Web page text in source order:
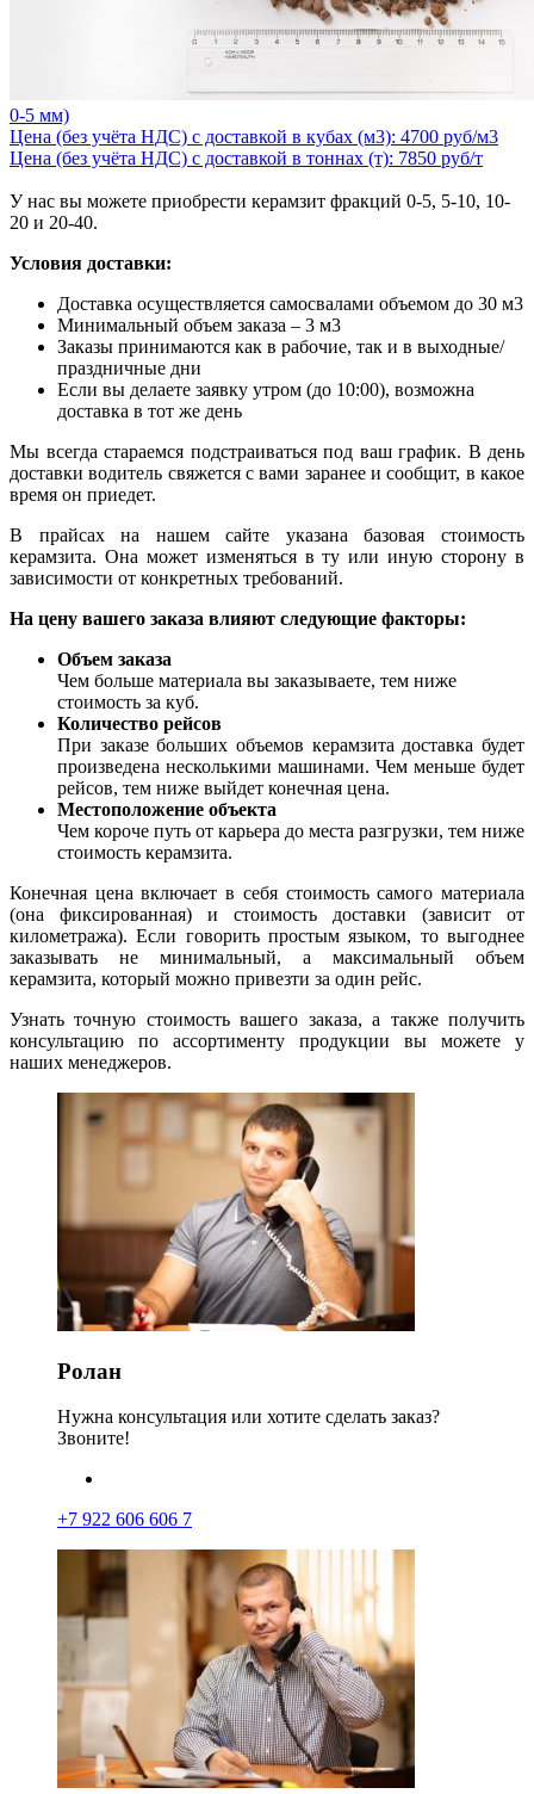
0-5 мм)
Цена (без учёта НДС) с доставкой в кубах (м3): 4700 руб/м3
Цена (без учёта НДС) с доставкой в тоннах (т): 7850 руб/т
У нас вы можете приобрести керамзит фракций 0-5, 5-10, 10-
20 и 20-40.
Условия доставки:
Доставка осуществляется самосвалами объемом до 30 м3
Минимальный объем заказа – 3 м3
Заказы принимаются как в рабочие, так и в выходные/
праздничные дни
Если вы делаете заявку утром (до 10:00), возможна
доставка в тот же день
Мы всегда стараемся подстраиваться под ваш график. В день
доставки водитель свяжется с вами заранее и сообщит, в какое
время он приедет.
В прайсах на нашем сайте указана базовая стоимость
керамзита. Она может изменяться в ту или иную сторону в
зависимости от конкретных требований.
На цену вашего заказа влияют следующие факторы:
Объем заказа
Чем больше материала вы заказываете, тем ниже
стоимость за куб.
Количество рейсов
При заказе больших объемов керамзита доставка будет
произведена несколькими машинами. Чем меньше будет
рейсов, тем ниже выйдет конечная цена.
Местоположение объекта
Чем короче путь от карьера до места разгрузки, тем ниже
стоимость керамзита.
Конечная цена включает в себя стоимость самого материала
(она фиксированная) и стоимость доставки (зависит от
километража). Если говорить простым языком, то выгоднее
заказывать не минимальный, а максимальный объем
керамзита, который можно привезти за один рейс.
Узнать точную стоимость вашего заказа, а также получить
консультацию по ассортименту продукции вы можете у
наших менеджеров.
Ролан
Нужна консультация или хотите сделать заказ?
Звоните!
+7 922 606 606 7